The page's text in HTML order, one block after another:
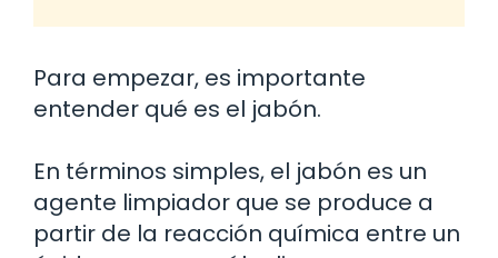
Para empezar, es importante
entender qué es el jabón.
En términos simples, el jabón es un
agente limpiador que se produce a
partir de la reacción química entre un